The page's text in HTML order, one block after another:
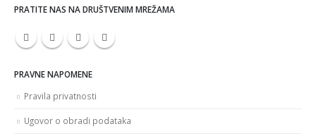
PRATITE NAS NA DRUŠTVENIM MREŽAMA
PRAVNE NAPOMENE
Pravila privatnosti
Ugovor o obradi podataka